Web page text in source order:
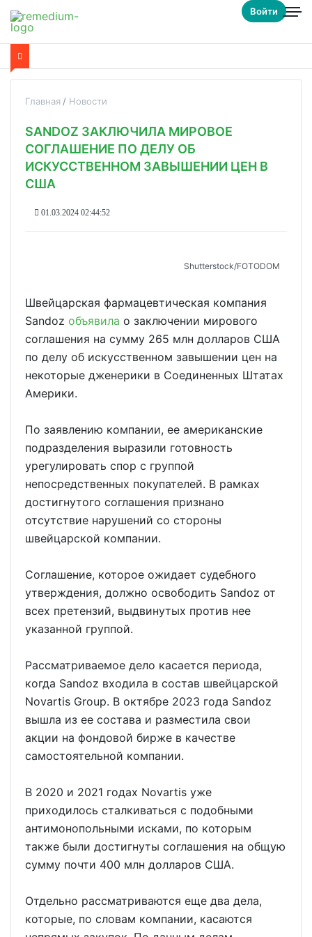
Войти
Главная Новости
SANDOZ ЗАКЛЮЧИЛА МИРОВОЕ
СОГЛАШЕНИЕ ПО ДЕЛУ ОБ
ИСКУССТВЕННОМ ЗАВЫШЕНИИ ЦЕН В
США
01.03.2024 02:44:52
Shutterstoсk/FOTODOM
Швейцарская фармацевтическая компания
Sandoz объявила о заключении мирового
соглашения на сумму 265 млн долларов США
по делу об искусственном завышении цен на
некоторые дженерики в Соединенных Штатах
Америки.
По заявлению компании, ее американские
подразделения выразили готовность
урегулировать спор с группой
непосредственных покупателей. В рамках
достигнутого соглашения признано
отсутствие нарушений со стороны
швейцарской компании.
Соглашение, которое ожидает судебного
утверждения, должно освободить Sandoz от
всех претензий, выдвинутых против нее
указанной группой.
Рассматриваемое дело касается периода,
когда Sandoz входила в состав швейцарской
Novartis Group. В октябре 2023 года Sandoz
вышла из ее состава и разместила свои
акции на фондовой бирже в качестве
самостоятельной компании.
В 2020 и 2021 годах Novartis уже
приходилось сталкиваться с подобными
антимонопольными исками, по которым
также были достигнуты соглашения на общую
сумму почти 400 млн долларов США.
Отдельно рассматриваются еще два дела,
которые, по словам компании, касаются